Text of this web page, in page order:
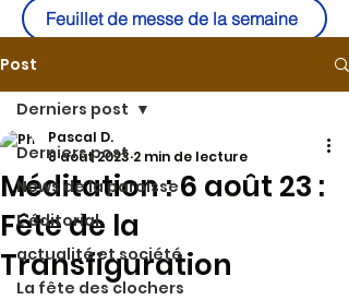
Feuillet de messe de la semaine
Post
Derniers post
News de la paroisse
L'éditorial
actualité et société
La fête des clochers
Derniers post
Méditation : 6 août 23 :
Fête de la
Transfiguration
Pascal D.
8 août 2023 2 min de lecture